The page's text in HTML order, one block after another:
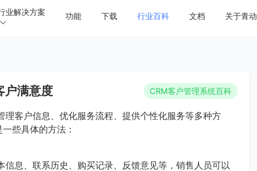
业解决方案 功能 下载 行业百科 文档 关于青动
户满意度 CRM客户管理系统百科
理客户信息、优化服务流程、提供个性化服务等多种方
些具体的方法：
息、联系历史、购买记录、反馈意见等，销售人员可以